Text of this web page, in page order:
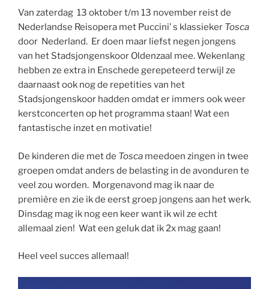
Van zaterdag 13 oktober t/m 13 november reist de
Nederlandse Reisopera met Puccini’ s klassieker Tosca
door Nederland. Er doen maar liefst negen jongens
van het Stadsjongenskoor Oldenzaal mee. Wekenlang
hebben ze extra in Enschede gerepeteerd terwijl ze
daarnaast ook nog de repetities van het
Stadsjongenskoor hadden omdat er immers ook weer
kerstconcerten op het programma staan! Wat een
fantastische inzet en motivatie!
De kinderen die met de Tosca meedoen zingen in twee
groepen omdat anders de belasting in de avonduren te
veel zou worden. Morgenavond mag ik naar de
première en zie ik de eerst groep jongens aan het werk.
Dinsdag mag ik nog een keer want ik wil ze echt
allemaal zien! Wat een geluk dat ik 2x mag gaan!
Heel veel succes allemaal!